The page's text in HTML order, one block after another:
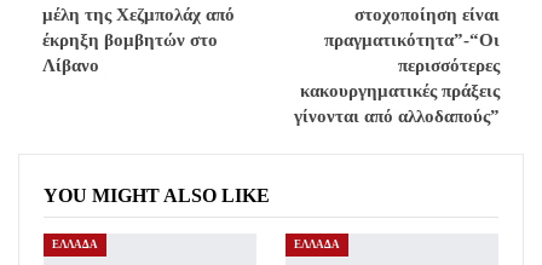
μέλη της Χεζμπολάχ από
έκρηξη βομβητών στο
Λίβανο
στοχοποίηση είναι
πραγματικότητα”-“Οι
περισσότερες
κακουργηματικές πράξεις
γίνονται από αλλοδαπούς”
YOU MIGHT ALSO LIKE
ΕΛΛΑΔΑ ΕΛΛΑΔΑ